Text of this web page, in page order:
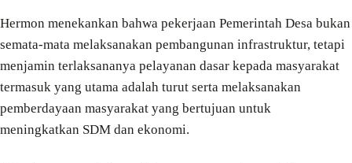
Hermon menekankan bahwa pekerjaan Pemerintah Desa bukan
semata-mata melaksanakan pembangunan infrastruktur, tetapi
menjamin terlaksananya pelayanan dasar kepada masyarakat
termasuk yang utama adalah turut serta melaksanakan
pemberdayaan masyarakat yang bertujuan untuk
meningkatkan SDM dan ekonomi.